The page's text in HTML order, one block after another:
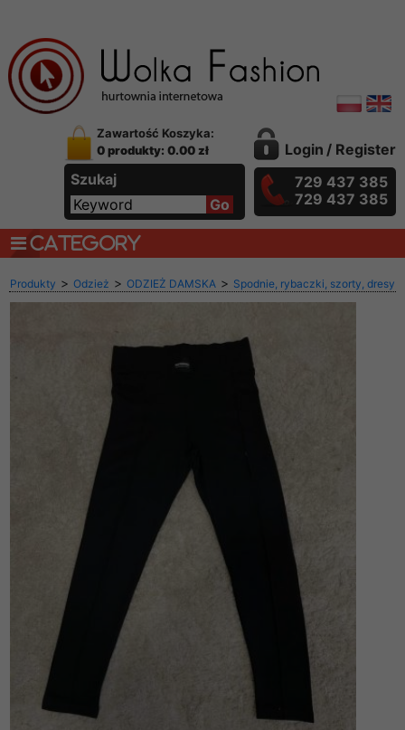
Zawartość Koszyka:
0 produkty: 0.00 zł
Szukaj
Login / Register
729 437 385
729 437 385
CATEGORY
Produkty > Odzież > ODZIEŻ DAMSKA > Spodnie, rybaczki, szorty, dresy